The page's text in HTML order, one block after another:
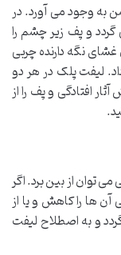
به وجود می آورد. در
و پف زیر چشم را
نگه‌ دارنده چربی
لیفت پلک در هر دو
افتادگی و پف را از
‌توان از بین برد. اگر
ها را کاهش و یا از
و به اصطلاح لیفت